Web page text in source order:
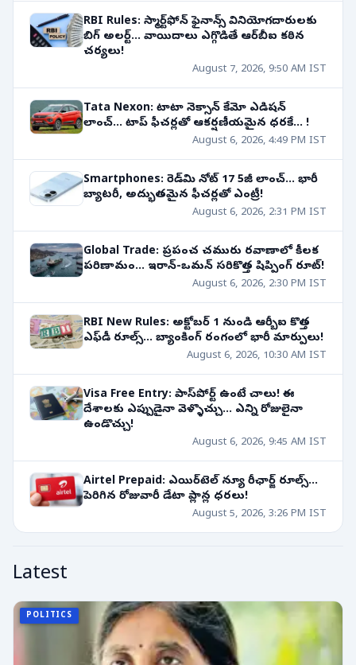
RBI Rules: స్మార్ట్‌ఫోన్ ఫైనాన్స్ వినియోగదారులకు
బిగ్ అలర్ట్... వాయిదాలు ఎగ్గొడితే ఆర్‌బీఐ కఠిన
చర్యలు!
August 7, 2026, 9:50 AM IST
Tata Nexon: టాటా నెక్సాన్ కేమో ఎడిషన్
లాంచ్... టాప్ ఫీచర్లతో ఆకర్షణీయమైన ధరకే... !
August 6, 2026, 4:49 PM IST
Smartphones: రెడ్‌మి నోట్ 17 5జీ లాంచ్... భారీ
బ్యాటరీ, అద్భుతమైన ఫీచర్లతో ఎంట్రీ!
August 6, 2026, 2:31 PM IST
Global Trade: ప్రపంచ చమురు రవాణాలో కీలక
పరిణామం... ఇరాన్-ఒమన్ సరికొత్త షిప్పింగ్ రూట్!
August 6, 2026, 2:30 PM IST
RBI New Rules: అక్టోబర్ 1 నుండి ఆర్బీఐ కొత్త
ఎఫ్‌డీ రూల్స్... బ్యాంకింగ్ రంగంలో భారీ మార్పులు!
August 6, 2026, 10:30 AM IST
Visa Free Entry: పాస్‌పోర్ట్ ఉంటే చాలు! ఈ
దేశాలకు ఎప్పుడైనా వెళ్ళొచ్చు... ఎన్ని రోజులైనా
ఉండొచ్చు!
August 6, 2026, 9:45 AM IST
Airtel Prepaid: ఎయిర్‌టెల్ న్యూ రీఛార్జ్ రూల్స్...
పెరిగిన రోజువారీ డేటా ప్లాన్ల ధరలు!
August 5, 2026, 3:26 PM IST
Latest
POLITICS